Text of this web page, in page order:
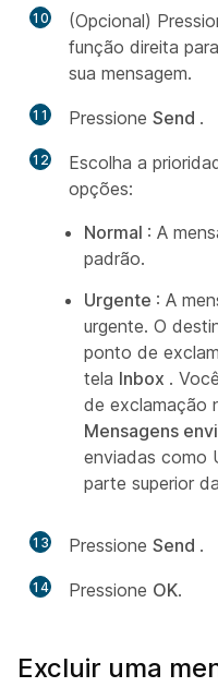
10 (Opcional)
função direita
sua mensagem.
11 Pressione Send .
12
Escolha a
opções:
Normal : A
padrão.
Urgente : A
urgente. O
ponto de
tela Inbox .
de exclamação
Mensagens
enviadas como
parte superior
13 Pressione Send .
14 Pressione OK.
Excluir uma